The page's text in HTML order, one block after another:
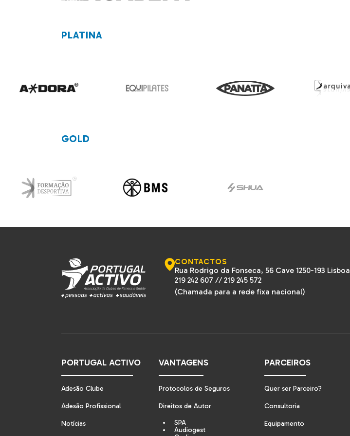
PLATINA
GOLD
CONTACTOS
Rua Rodrigo da Fonseca, 56 Cave 1250-193 Lisboa
219 242 607 // 219 245 572
(Chamada para a rede fixa nacional)
PORTUGAL ACTIVO
Adesão Clube
Adesão Profissional
Notícias
VANTAGENS
Protocolos de Seguros
Direitos de Autor
SPA
Audiogest
PARCEIROS
Quer ser Parceiro?
Consultoria
Equipamento